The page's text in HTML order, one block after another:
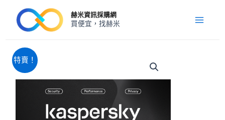
赫米資訊採購網
買便宜，找赫米
Menu
特賣！
價
格：
NT$38,420。
前
價
[下
載
版]